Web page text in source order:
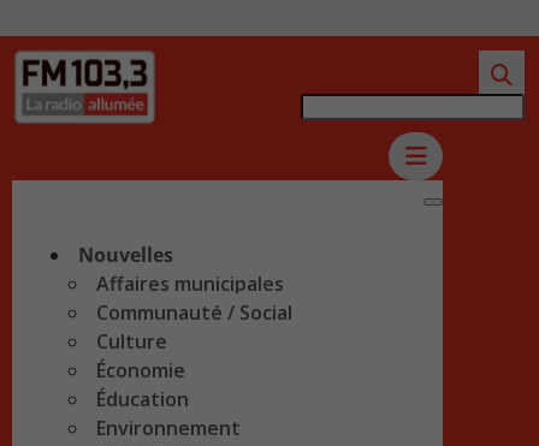
Nouvelles
Affaires municipales
Communauté / Social
Culture
Économie
Éducation
Environnement